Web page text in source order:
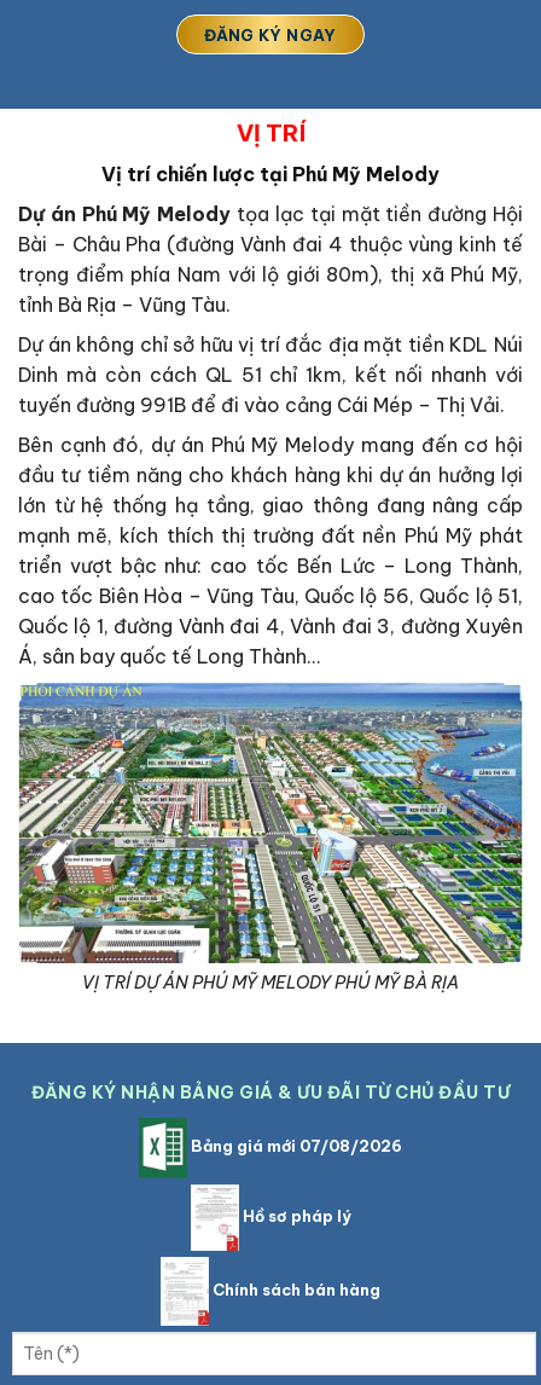
VỊ TRÍ
Vị trí chiến lược tại Phú Mỹ Melody
Dự án Phú Mỹ Melody tọa lạc tại mặt tiền đường Hội
Bài – Châu Pha (đường Vành đai 4 thuộc vùng kinh tế
trọng điểm phía Nam với lộ giới 80m), thị xã Phú Mỹ,
tỉnh Bà Rịa – Vũng Tàu.
Dự án không chỉ sở hữu vị trí đắc địa mặt tiền KDL Núi
Dinh mà còn cách QL 51 chỉ 1km, kết nối nhanh với
tuyến đường 991B để đi vào cảng Cái Mép – Thị Vải.
Bên cạnh đó, dự án Phú Mỹ Melody mang đến cơ hội
đầu tư tiềm năng cho khách hàng khi dự án hưởng lợi
lớn từ hệ thống hạ tầng, giao thông đang nâng cấp
mạnh mẽ, kích thích thị trường đất nền Phú Mỹ phát
triển vượt bậc như: cao tốc Bến Lức – Long Thành,
cao tốc Biên Hòa – Vũng Tàu, Quốc lộ 56, Quốc lộ 51,
Quốc lộ 1, đường Vành đai 4, Vành đai 3, đường Xuyên
Á, sân bay quốc tế Long Thành…
VỊ TRÍ DỰ ÁN PHÚ MỸ MELODY PHÚ MỸ BÀ RỊA
ĐĂNG KÝ NHẬN BẢNG GIÁ & ƯU ĐÃI TỪ CHỦ ĐẦU TƯ
Bảng giá mới 07/08/2026
Hồ sơ pháp lý
Chính sách bán hàng